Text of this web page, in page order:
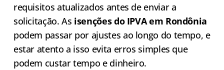
requisitos atualizados antes de enviar a
solicitação. As isenções do IPVA em Rondônia
podem passar por ajustes ao longo do tempo, e
estar atento a isso evita erros simples que
podem custar tempo e dinheiro.